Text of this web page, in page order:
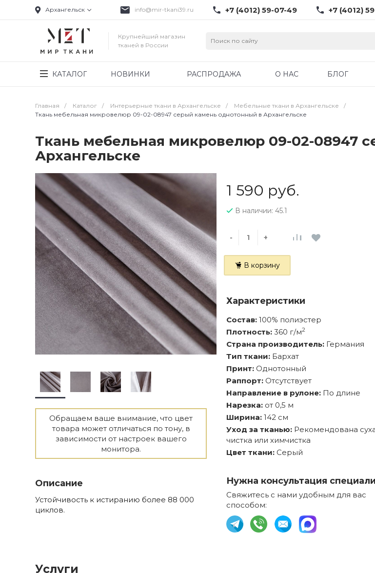
Архангельск info@mir-tkani39.ru +7 (4012) 59-07-49 +7 (4012)
Крупнейший магазин
тканей в России
КАТАЛОГ НОВИНКИ РАСПРОДАЖА О НАС БЛОГ
Главная / Каталог / Интерьерные ткани в Архангельске / Мебельные ткани в Архангельске
/
Ткань мебельная микровелюр 09-02-08947 серый камень однотонный в Архангельске
Ткань мебельная микровелюр 09-02-08947
Архангельске
Обращаем ваше внимание, что цвет
товара может отличаться по тону, в
зависимости от настроек вашего
монитора.
Описание
Устойчивость к истиранию более 88 000
циклов.
1 590 руб.
В наличии: 45.1
- +
В корзину
Характеристики
Состав: 100% полиэстер
Плотность: 360 г/м2
Страна производитель: Германия
Тип ткани: Бархат
Принт: Однотонный
Раппорт: Отсутствует
Направление в рулоне: По длине
Нарезка: от 0,5 м
Ширина: 142 см
Уход за тканью: Рекомендована
чистка или химчистка
Цвет ткани: Серый
Нужна консультация
Свяжитесь с нами удобным для вас
способом:
Услуги